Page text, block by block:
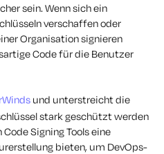
sein. Wenn sich ein
verschaffen oder
Organisation signieren
Code für die Benutzer
und unterstreicht die
stark geschützt werden
Signing Tools eine
bieten, um DevOps-